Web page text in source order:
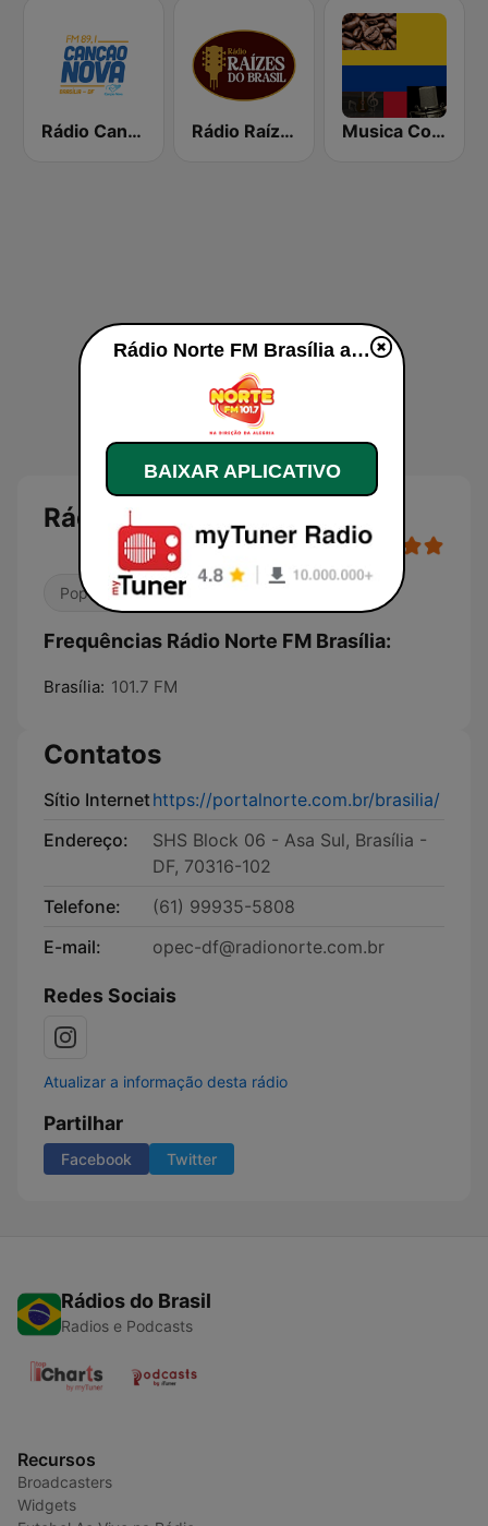
Rádio Canção Nova - Brasília Rádio Raízes do Brasil Musica Colombiana Mix
Rádio Norte FM Brasília
Pop / Top 40
Frequências Rádio Norte FM Brasília:
Brasília: 101.7 FM
Contatos
Sítio Internethttps://portalnorte.com.br/brasilia/
Endereço:
SHS Block 06 - Asa Sul, Brasília -
DF, 70316-102
Telefone:
(61) 99935-5808
E-mail:
opec-df@radionorte.com.br
Redes Sociais
Atualizar a informação desta rádio
Partilhar
Facebook Twitter
Rádios do Brasil
Radios e Podcasts
Recursos
Broadcasters
Widgets
Rádio Norte FM Brasília ao vivo
BAIXAR APLICATIVO